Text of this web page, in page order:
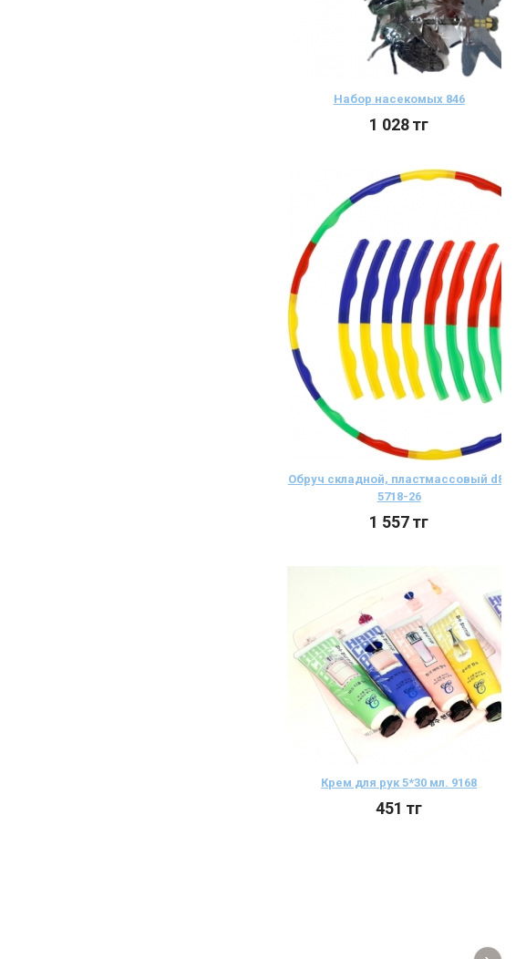
Набор насекомых 846
1 028тг
Обруч складной, пластмассовый d85
5718-26
1 557тг
Крем для рук 5*30 мл. 9168
451 тг